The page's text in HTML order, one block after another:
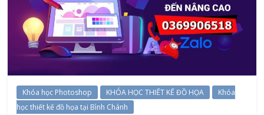
Khóa học Photoshop KHÓA HỌC THIẾT KẾ ĐỒ HỌA
Khóa
học thiết kế đồ họa tại Bình Chánh